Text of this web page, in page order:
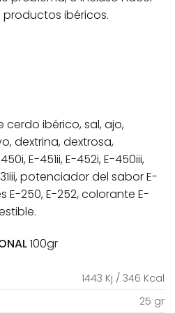
ibéricos.
cerdo ibérico, sal, ajo,
dextrina, dextrosa,
E-451ii, E-452i, E-450iii,
potenciador del sabor E-
E-250, E-252, colorante E-
100gr
1443 Kj / 346 Kcal
25 gr